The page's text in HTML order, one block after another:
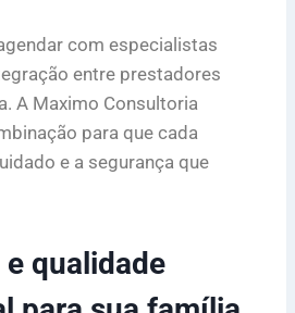
com especialistas
entre prestadores
A Maximo Consultoria
para que cada
e a segurança que
qualidade